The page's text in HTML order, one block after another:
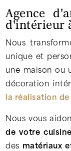
Agence
d'intérieur
Nous
unique et
une maison ou
décoration
la réalisation
Nous vous
de votre cuisine
des matériaux